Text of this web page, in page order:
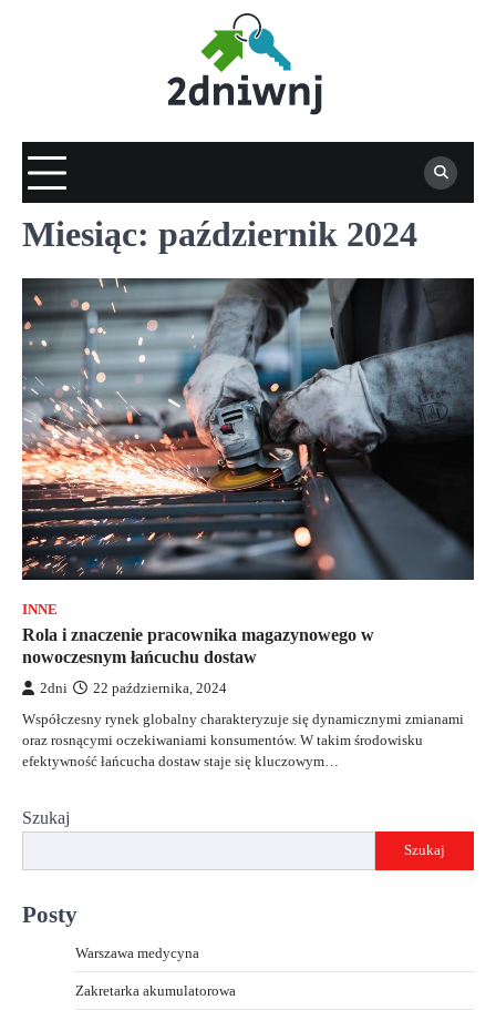
Miesiąc: październik 2024
INNE
Rola i znaczenie pracownika magazynowego w
nowoczesnym łańcuchu dostaw
2dni 22 października, 2024
Współczesny rynek globalny charakteryzuje się dynamicznymi zmianami
oraz rosnącymi oczekiwaniami konsumentów. W takim środowisku
efektywność łańcucha dostaw staje się kluczowym…
Szukaj
Szukaj
Posty
Warszawa medycyna
Zakretarka akumulatorowa